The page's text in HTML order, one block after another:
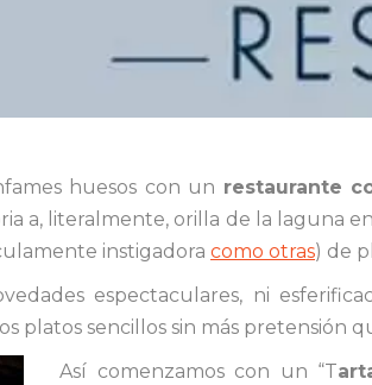
huesos con un restaurante
a, literalmente, orilla de la laguna
instigadora como otras) de
espectaculares, ni
platos sencillos sin más pretensión
Así comenzamos con un “T